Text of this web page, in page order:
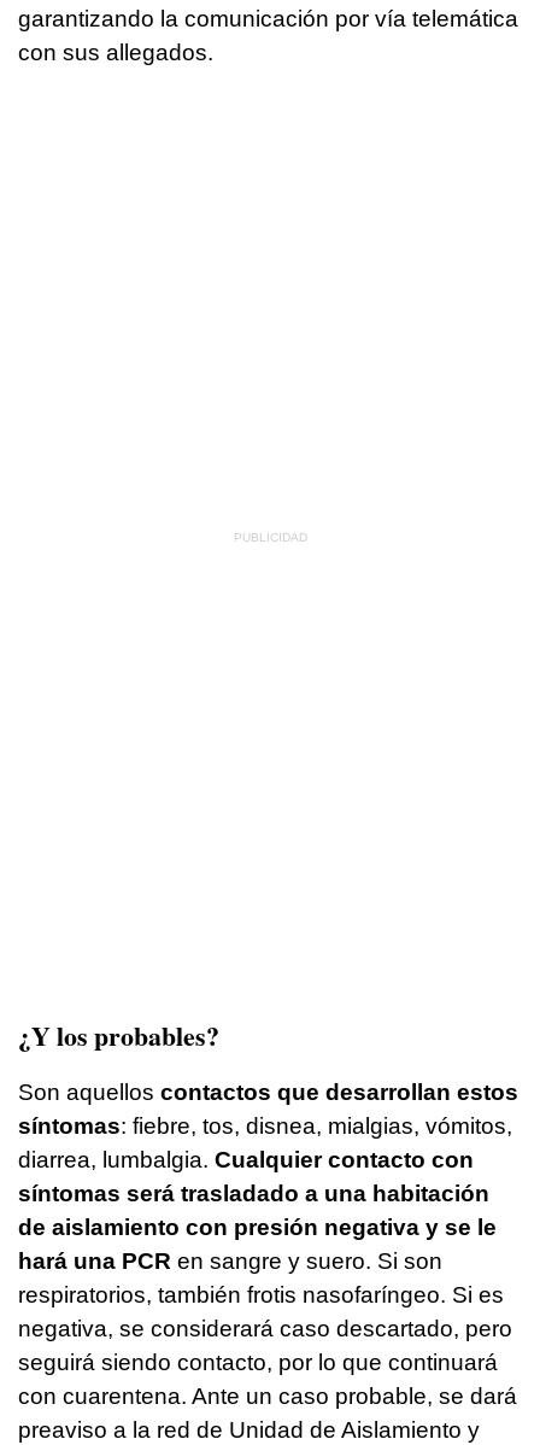
garantizando la comunicación por vía telemática
con sus allegados.
¿Y los probables?
Son aquellos contactos que desarrollan estos
síntomas: fiebre, tos, disnea, mialgias, vómitos,
diarrea, lumbalgia. Cualquier contacto con
síntomas será trasladado a una habitación
de aislamiento con presión negativa y se le
hará una PCR en sangre y suero. Si son
respiratorios, también frotis nasofaríngeo. Si es
negativa, se considerará caso descartado, pero
seguirá siendo contacto, por lo que continuará
con cuarentena. Ante un caso probable, se dará
preaviso a la red de Unidad de Aislamiento y